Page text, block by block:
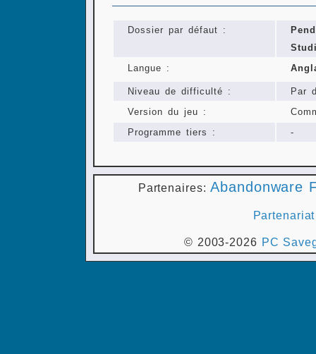
Dossier par défaut :
Langue :
Niveau de difficulté :
Par
Version du jeu :
Programme tiers :
-
Partenaires:Abandonware
Partenariat
© 2003-2026 PC